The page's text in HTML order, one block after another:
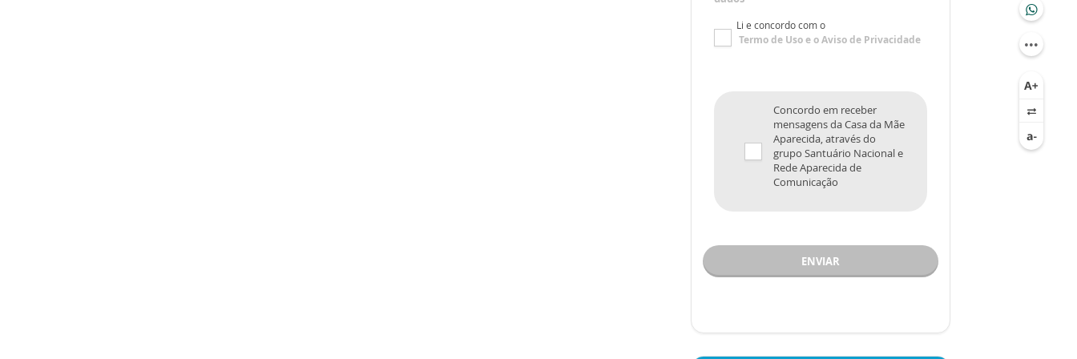
Li e concordo com o
Termo de Usoe oAviso de Privacidade
Concordo em receber
mensagens da Casa da Mãe
Aparecida, através do
grupo Santuário Nacional e
Rede Aparecida de
Comunicação
ENVIAR